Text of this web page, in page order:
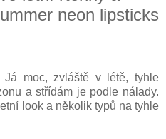
neon lipsticks
Já moc, zvláště v létě, tyhle
a střídám je podle nálady.
look a několik typů na tyhle